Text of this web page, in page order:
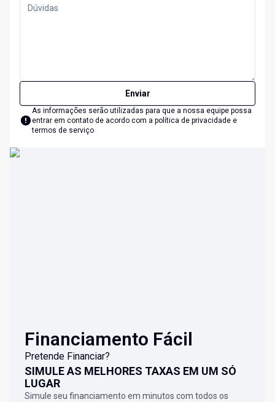
Enviar
As informações serão utilizadas para que a nossa equipe possa
entrar em contato de acordo com a política de privacidade e
termos de serviço
Financiamento Fácil
Pretende Financiar?
SIMULE AS MELHORES TAXAS EM UM SÓ
LUGAR
Simule seu financiamento em minutos com todos os